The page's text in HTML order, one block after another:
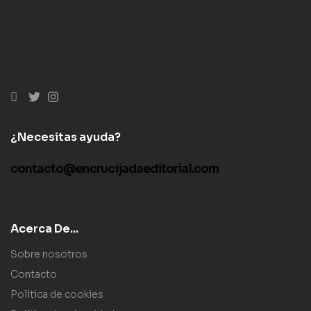
¿Necesitas ayuda?
contacto@encrucijadaeditorial.com
Acerca De...
Sobre nosotros
Contacto
Política de cookies